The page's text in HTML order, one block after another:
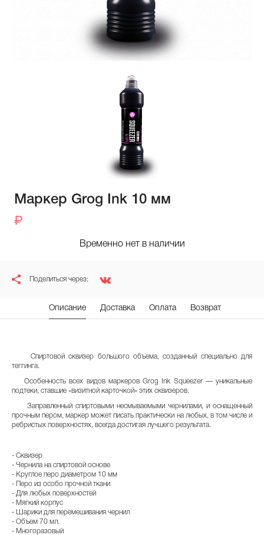
Маркер Grog Ink 10 мм
Временно нет в наличии
Поделиться через:
Описание Доставка Оплата Возврат
Спиртовой сквизер большого объема, созданный специально для
теггинга.
Особенность всех видов маркеров Grog Ink Squeezer— уникальные
подтеки, ставшие «визитной карточкой» этих сквизеров.
Заправленный спиртовыми несмываемыми чернилами, и оснащенный
прочным пером, маркер может писать практически на любых, в том числе и
ребристых поверхностях, всегда достигая лучшего результата.
- Сквизер
- Чернила на спиртовой основе
- Круглое перо диаметром 10 мм
- Перо из особо прочной ткани
- Для любых поверхностей
- Мягкий корпус
- Шарики для перемешивания чернил
- Объем 70 мл.
- Многоразовый